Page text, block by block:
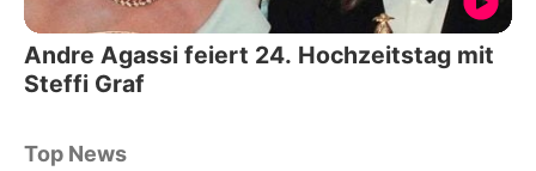
Andre Agassi feiert 24. Hochzeitstag mit
Steffi Graf
Top News